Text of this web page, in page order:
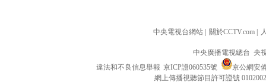
中央電視台網站 關於CCTV.com
中央廣播電視總台 央
違法和不良信息舉報 京ICP證060535號
京公網安
網上傳播視聽節目許可證號